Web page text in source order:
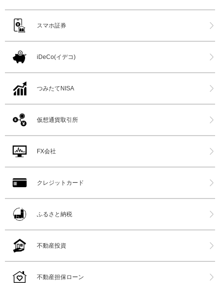
スマホ証券
iDeCo(イデコ)
つみたてNISA
仮想通貨取引所
FX会社
クレジットカード
ふるさと納税
不動産投資
不動産担保ローン